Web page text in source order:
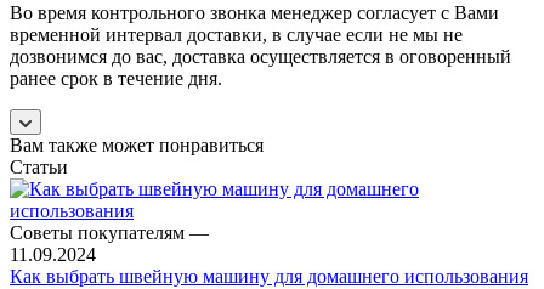
Во время контрольного звонка менеджер согласует с Вами
временной интервал доставки, в случае если не мы не
дозвонимся до вас, доставка осуществляется в оговоренный
ранее срок в течение дня.
Вам также может понравиться
Статьи
Советы покупателям —
11.09.2024
Как выбрать швейную машину для домашнего использования